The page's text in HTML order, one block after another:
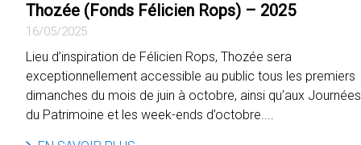
Thozée (Fonds Félicien Rops) – 2025
16/05/2025
Lieu d’inspiration de Félicien Rops, Thozée sera
exceptionnellement accessible au public tous les premiers
dimanches du mois de juin à octobre, ainsi qu’aux Journées
du Patrimoine et les week-ends d’octobre....